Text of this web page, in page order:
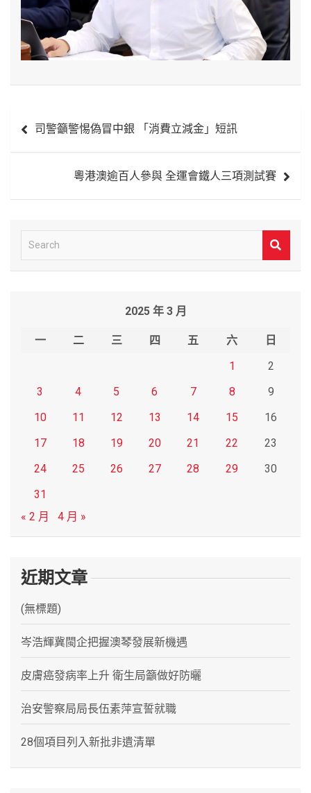
章
導
司警籲警惕偽冒中銀 「消費立減金」短訊
粵港澳逾百人參與 全運會鐵人三項測試賽
e
2025 年 3 月
一 二 三 四 五 六
日
1
2
3
4 5 6 7 8
9
10
11 12 13 14 15
16
17
18 19 20 21 22
23
24
25 26 27 28 29
30
31
« 2 月
4 月 »
近期文章
(無標題)
岑浩輝冀閩企把握澳琴發展新機遇
皮膚癌發病率上升 衛生局籲做好防曬
治安警察局局長伍素萍宣誓就職
28個項目列入新批非遺清單